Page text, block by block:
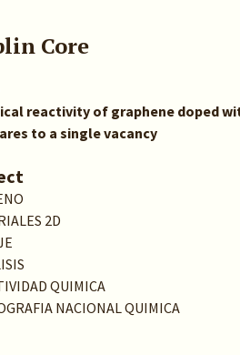
Core
reactivity of graphene doped
to a single vacancy
2D
QUIMICA
NACIONAL QUIMICA